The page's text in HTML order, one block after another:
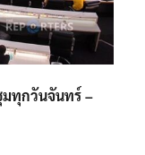
ทุกวันจันทร์ –